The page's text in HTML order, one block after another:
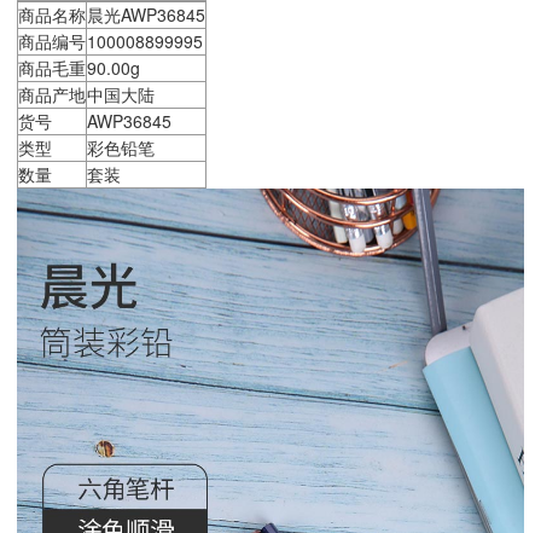
商品名称晨光AWP36845
商品编号100008899995
商品毛重90.00g
商品产地中国大陆
货号
AWP36845
类型
彩色铅笔
数量
套装